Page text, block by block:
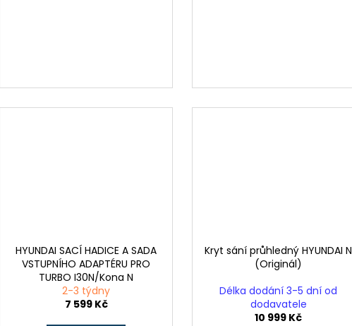
HYUNDAI SACÍ HADICE A SADA
VSTUPNÍHO ADAPTÉRU PRO
TURBO I30N/Kona N
2-3 týdny
7 599 Kč
Kryt sání průhledný HYUNDAI N
(Originál)
Délka dodání 3-5 dní od
dodavatele
10 999 Kč